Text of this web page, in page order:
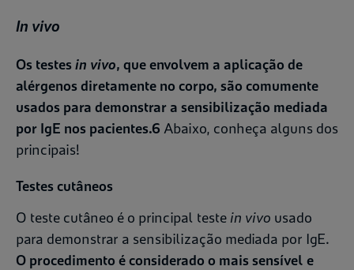
In vivo
Os testesin vivo, que envolvem a aplicação de
alérgenos diretamente no corpo, são comumente
usados para demonstrar a sensibilização mediada
por IgE nos pacientes.6 Abaixo, conheça alguns dos
principais!
Testes cutâneos
O teste cutâneo é o principal teste in vivo usado
para demonstrar a sensibilização mediada por IgE.
O procedimento é considerado o mais sensível e